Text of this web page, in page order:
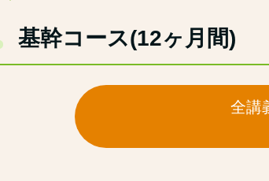
基幹コース(12ヶ月間)
全講